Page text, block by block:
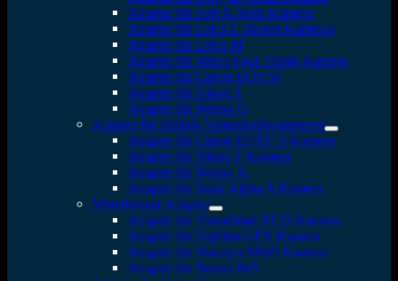
Adapter für Fuji X-Serie Kamera
Adapter für Leica L-Mount Kameras
Adapter für Leica M
Adapter für Micro Four Thirds Kamera
Adapter für Canon EOS M
Adapter für Nikon 1
Adapter für Pentax Q
Adapter für digitale Spiegelreflexkameras
Adapter für Canon EF/EF-S Kamera
Adapter für Nikon F Kamera
Adapter für Pentax K
Adapter für Sony Alpha A Kamera
Mittelformat Adapter
Adapter für Hasselblad XCD Kamera
Adapter für Fujifilm GFX Kamera
Adapter für Mamiya M645 Kamera
Adapter für Pentax 645